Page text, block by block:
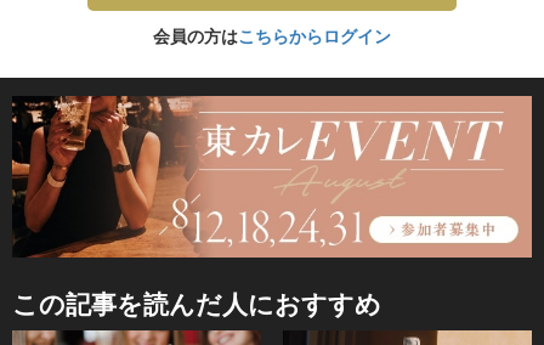
会員の方はこちらからログイン
この記事を読んだ人におすすめ